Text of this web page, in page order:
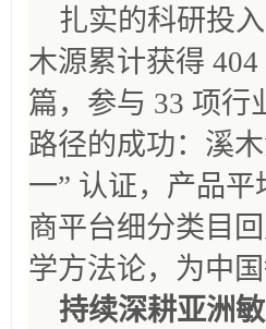
扎实的科研投
木源累计获得
篇，参与 33 项行
路径的成功：溪
一” 认证，产品
商平台细分类目
学方法论，为中
持续深耕亚洲